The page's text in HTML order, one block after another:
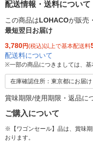
配送情報・送料について
この商品はLOHACOが販売
最短翌日お届け
3,780円(税込)以上で基本配送料
配送料について
※一部の商品につきましては、基
在庫確認住所：東京都にお届け
賞味期限/使用期限・返品に
ご購入について
※【ワゴンセール】品は、賞味
おります。